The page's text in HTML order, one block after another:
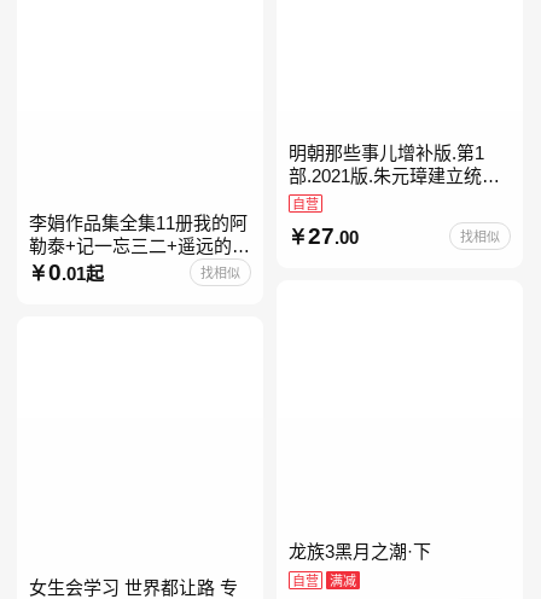
明朝那些事儿增补版.第1
部.2021版.朱元璋建立统治
明朝
自营
27.00 找相似
李娟作品集全集11册我的阿
勒泰+记一忘三二+遥远的向
日葵地+冬牧场+阿勒泰的角
落+羊道三部曲+走夜路请放
0.01起 找相似
龙族3黑月之潮·下
自营 满减
女生会学习 世界都让路 专